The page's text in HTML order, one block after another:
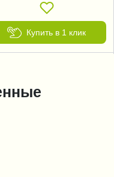
Купить в 1 клик